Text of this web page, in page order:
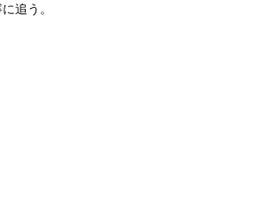
追う。